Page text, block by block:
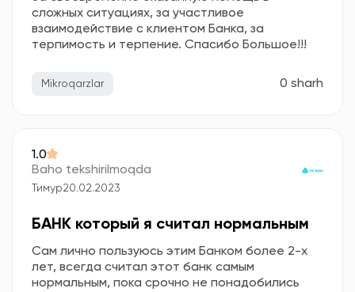
сложных ситуациях, за участливое
взаимодействие с клиентом Банка, за
терпимость и терпение. Спасибо Большое!!!
Mikroqarzlar 0 sharh
1.0
Baho tekshirilmoqda
Тимур20.02.2023
БАНК который я считал нормальным
Сам лично пользуюсь этим Банком более 2-х
лет, всегда считал этот банк самым
нормальным, пока срочно не понадобились